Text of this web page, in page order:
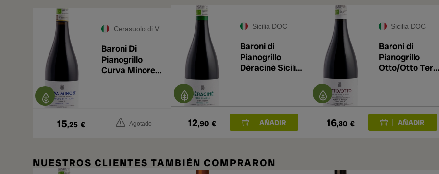
Cerasuolo di Vittoria DOCG
Baroni Di
Pianogrillo
Curva Minore
15,25 € Agotado
Sicilia DOC
Baroni di
Pianogrillo
Dèracinè Sicilia
12,90 €
Sicilia DOC
Baroni di
Pianogrillo
Otto/Otto Terre
16,80 €
NUESTROS CLIENTES TAMBIÉN COMPRARON